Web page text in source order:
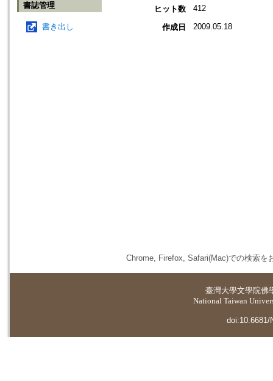
書誌管理
書き出し
ヒット数
412
作成日 2009.05.18
Chrome, Firefox, Safari(Mac)での検索を
臺灣大學文學院佛
National Taiwan
doi:10.6681/